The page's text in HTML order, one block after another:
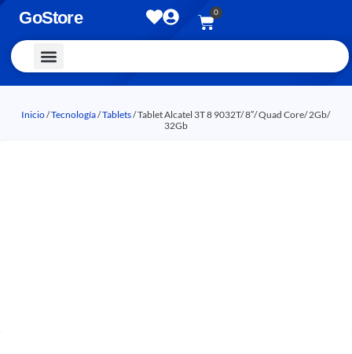
GoStore 0
Inicio/Tecnología/Tablets/ Tablet Alcatel 3T 8 9032T/ 8″/ Quad Core/ 2Gb/
32Gb